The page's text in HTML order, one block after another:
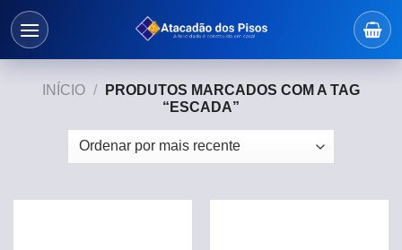
Skip
INÍCIO /
PRODUTOS MARCADOS COM A TAG
“ESCADA”